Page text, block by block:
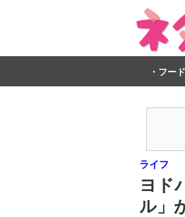
フード
ライフ
ヨド
ル」